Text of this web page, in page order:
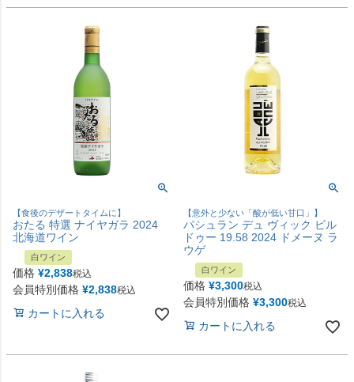
【食後のデザートタイムに】
おたる 特選 ナイヤガラ 2024
北海道ワイン
白ワイン
価格 ¥2,838税込
会員特別価格 ¥2,838税込
カートに入れる
【意外と少ない「酸が低い甘口」】
パシュラン デュ ヴィック ビル
ドゥー 19.58 2024 ドメーヌ ラ
ウゲ
白ワイン
価格 ¥3,300税込
会員特別価格 ¥3,300税込
カートに入れる